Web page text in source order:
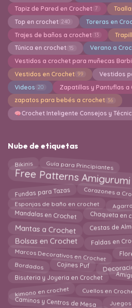
Tapiz de Pared en Crochet 7
Top en crochet 240 Toreras en
Trajes de baños a crochet 13
Túnica en crochet 15 Verano a
Vestidos a crochet para muñecas
Vestidos en Crochet 99 Vestidos
Videos 20 Zapatillas y Pantuflas a
zapatos para bebés a crochet 36
Crochet Inteligente Consejos y
Nube de etiquetas
Bikinis Guía para Principiantes
Free Patterns Amigurumi
Fundas para Tazas Corazones a
Esponjas de baño en crochet
Mandalas en Crochet Chaqueta en
Mantas a Crochet Cestas de
Bolsas en Crochet Faldas en
Marcos Decorativos en Crochet
Bordados Cojines Puf
Bisuteria y Joyeria en Crochet
kimono en crochet Cuellos en
Caminos y Centros de Mesa